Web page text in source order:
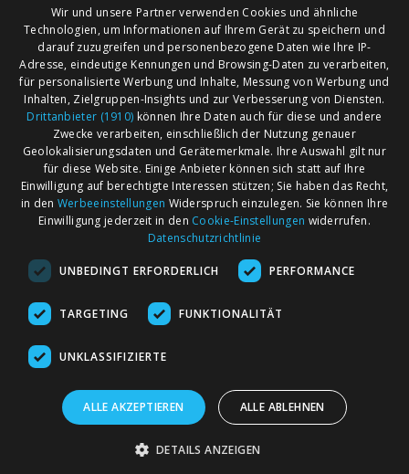
Antik-Trödelmarkt
1 … 855 856 857
AGB
Impressum
Kontakt
Märkte nach Bundesländern
Märkte nach PLZ
Märkte nach Umkreis
Flohmarkt
Wir und unsere Partner verwenden Cookies und ähnliche
Technologien, um Informationen auf Ihrem Gerät zu speichern und
darauf zuzugreifen und personenbezogene Daten wie Ihre IP-
Adresse, eindeutige Kennungen und Browsing-Daten zu verarbeiten,
für personalisierte Werbung und Inhalte, Messung von Werbung und
Inhalten, Zielgruppen-Insights und zur Verbesserung von Diensten.
Drittanbieter (1910) können Ihre Daten auch für diese und andere
Zwecke verarbeiten, einschließlich der Nutzung genauer
Geolokalisierungsdaten und Gerätemerkmale. Ihre Auswahl gilt nur
für diese Website. Einige Anbieter können sich statt auf Ihre
Einwilligung auf berechtigte Interessen stützen; Sie haben das Recht,
in den Werbeeinstellungen Widerspruch einzulegen. Sie können Ihre
Einwilligung jederzeit in den Cookie-Einstellungen widerrufen.
Datenschutzrichtlinie
UNBEDINGT ERFORDERLICH PERFORMANCE
TARGETING FUNKTIONALITÄT
UNKLASSIFIZIERTE
ALLE AKZEPTIEREN ALLE ABLEHNEN
DETAILS ANZEIGEN